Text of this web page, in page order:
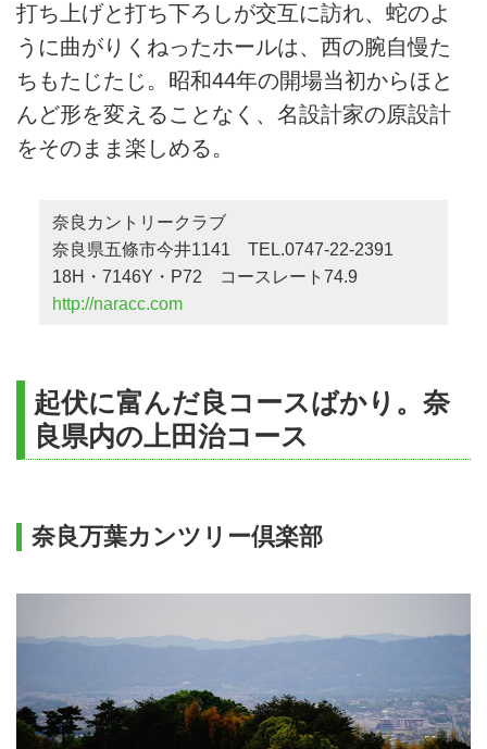
打ち上げと打ち下ろしが交互に訪れ、蛇のよ
うに曲がりくねったホールは、西の腕自慢た
ちもたじたじ。昭和44年の開場当初からほと
んど形を変えることなく、名設計家の原設計
をそのまま楽しめる。
奈良カントリークラブ
奈良県五條市今井1141 TEL.0747-22-2391
18H・7146Y・P72 コースレート74.9
http://naracc.com
起伏に富んだ良コースばかり。奈
良県内の上田治コース
奈良万葉カンツリー倶楽部